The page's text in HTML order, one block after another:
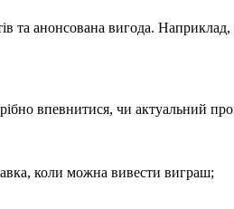
та анонсована вигода. Наприклад,
впевнитися, чи актуальний
коли можна вивести виграш;